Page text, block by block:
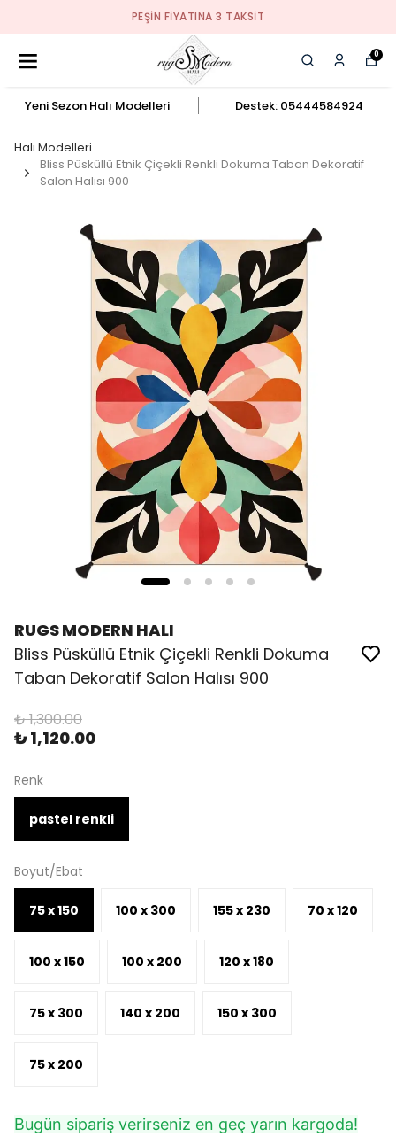
PEŞIN FIYATINA 3 TAKSIT
0
Yeni Sezon Halı Modelleri Destek: 05444584924
Halı Modelleri
Bliss Püsküllü Etnik Çiçekli Renkli Dokuma Taban Dekoratif
Salon Halısı 900
RUGS MODERN HALI
Bliss Püsküllü Etnik Çiçekli Renkli Dokuma
Taban Dekoratif Salon Halısı 900
₺ 1,300.00
₺ 1,120.00
Renk
pastel renkli
Boyut/Ebat
75 x 150 100 x 300 155 x 230 70 x 120
100 x 150 100 x 200 120 x 180
75 x 300 140 x 200 150 x 300
75 x 200
Bugün sipariş verirseniz en geç yarın kargoda!